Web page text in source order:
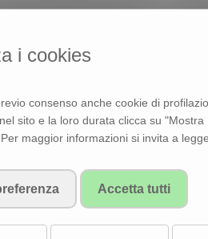
di intothesign.it
informazioni in merito alle
tecnologie permettono al Titolare di
esempio eseguendo uno script) sul
i cookies
consenso anche cookie di
sito e la loro durata clicca su
maggior informazioni si invita a
Accetta tutti